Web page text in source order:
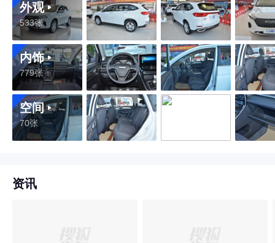
外观
533张
内饰
779张
空间
70张
资讯